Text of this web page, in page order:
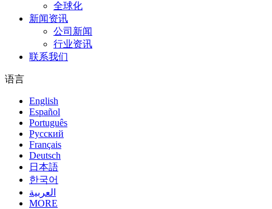
全球化
新闻资讯
公司新闻
行业资讯
联系我们
语言
English
Español
Português
Pусский
Français
Deutsch
日本語
한국어
العربية
MORE